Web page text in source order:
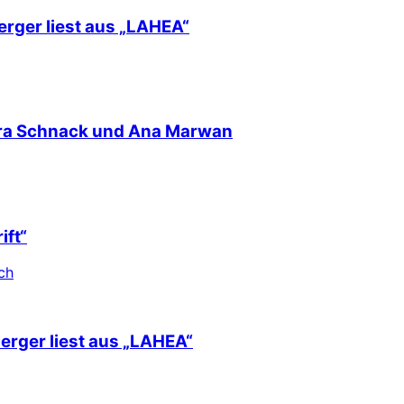
liest aus „LAHEA“
Schnack und Ana Marwan
liest aus „LAHEA“